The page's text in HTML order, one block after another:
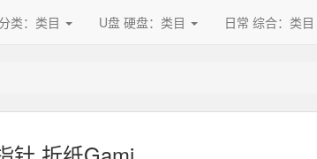
类：类目 U盘 硬盘：类目 日常 综合：类目